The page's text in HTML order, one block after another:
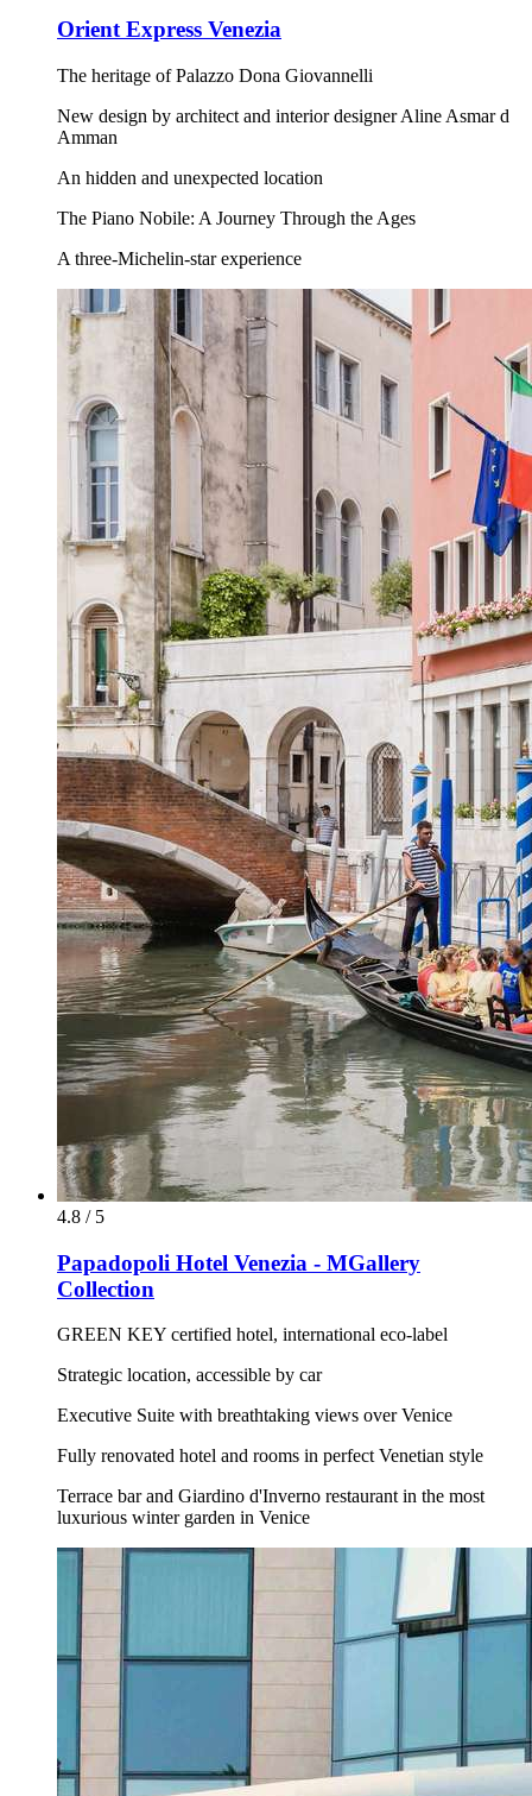
Orient Express Venezia
The heritage of Palazzo Dona Giovannelli
New design by architect and interior designer Aline Asmar d
Amman
An hidden and unexpected location
The Piano Nobile: A Journey Through the Ages
A three-Michelin-star experience
4.8 / 5
Papadopoli Hotel Venezia - MGallery
Collection
GREEN KEY certified hotel, international eco-label
Strategic location, accessible by car
Executive Suite with breathtaking views over Venice
Fully renovated hotel and rooms in perfect Venetian style
Terrace bar and Giardino d'Inverno restaurant in the most
luxurious winter garden in Venice